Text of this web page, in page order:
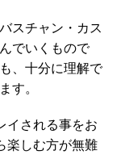
スチャン・カス
でいくもので
、十分に理解で
す。
イされる事をお
楽しむ方が無難